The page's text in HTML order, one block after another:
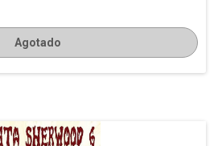
Agotado